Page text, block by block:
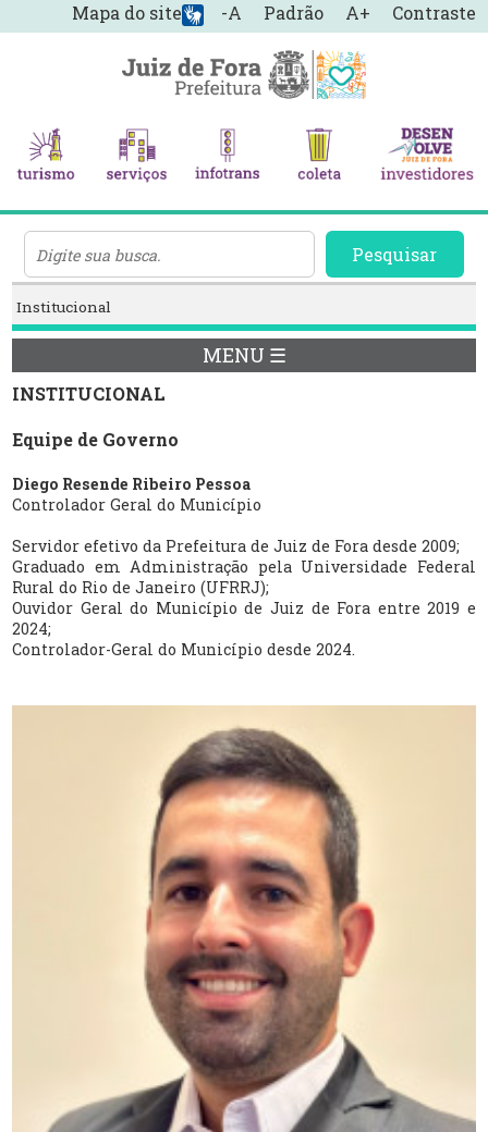
-A Padrão A+ Contraste
Mapa do site
Pesquisar
Institucional
MENU ☰
INSTITUCIONAL
Equipe de Governo
Diego Resende Ribeiro Pessoa
Controlador Geral do Município
Servidor efetivo da Prefeitura de Juiz de Fora desde 2009;
Graduado em Administração pela Universidade Federal
Rural do Rio de Janeiro (UFRRJ);
Ouvidor Geral do Município de Juiz de Fora entre 2019 e
2024;
Controlador-Geral do Município desde 2024.